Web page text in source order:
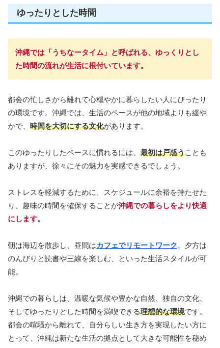
ゆったりとした時間
沖縄では「うちなータイム」と呼ばれる、ゆっくりとし
た時間の流れが生活に根付いています。
都会の忙しさから離れて心穏やかに暮らしたい人にぴったり
の環境です。沖縄では、生活のペースが他の地域よりも緩や
かで、 時間を大切にする文化があります。
このゆったりしたペースに慣れるには、 最初は戸惑うことも
ありますが、徐々にその魅力を実感できるでしょう。
ストレスを軽減するために、スケジュールに余裕を持たせた
り、趣味の時間を確保することが沖縄での暮らしをより快適
にします。
朝は海辺を散歩し、昼間はカフェでリモートワーク
、夕方は
のんびりと読書や三線を楽しむ、といった生活スタイルが可
能。
沖縄での暮らしは、温暖な気候や豊かな自然、独自の文化、
そしてゆったりとした時間を満喫できる理想的な環境です。
都会の喧騒から離れて、自分らしい生き方を実現したい方に
とって、沖縄は新たな生活の拠点として大きな可能性を秘め